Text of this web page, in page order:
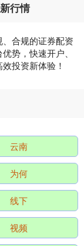
+1.31%
+0.83%
行情
合规的证券配资
势，快速开户、
投资新体验！
云南
为何
线下
视频